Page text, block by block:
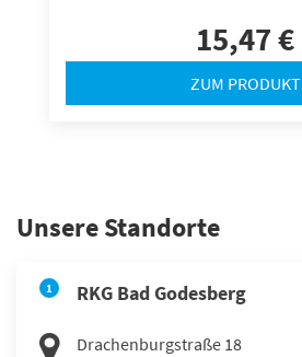
15,47 €
ZUM PRODUKT
Unsere Standorte
1 RKG Bad Godesberg
Drachenburgstraße 18